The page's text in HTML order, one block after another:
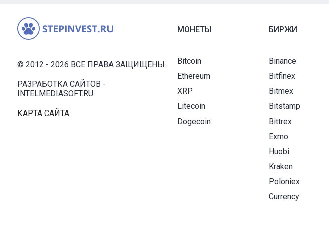
© 2012 - 2026 ВСЕ ПРАВА ЗАЩИЩЕНЫ.
РАЗРАБОТКА САЙТОВ -
INTELMEDIASOFT.RU
КАРТА САЙТА
МОНЕТЫ
Bitcoin
Ethereum
XRP
Litecoin
Dogecoin
БИРЖИ
Binance
Bitfinex
Bitmex
Bitstamp
Bittrex
Exmo
Huobi
Kraken
Poloniex
Currency